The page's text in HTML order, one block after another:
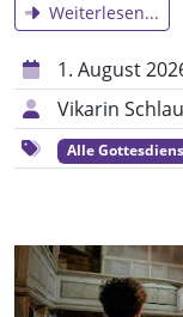
Weiterlesen...
1. August
Vikarin
Alle